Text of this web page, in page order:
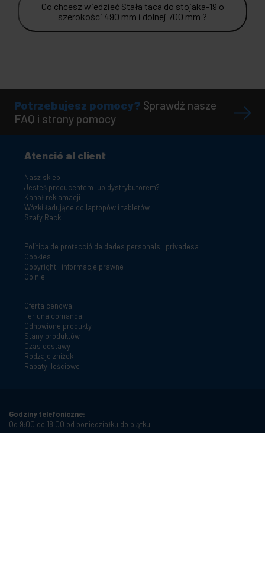
Co chcesz wiedzieć Stała taca do stojaka-19 o
szerokości 490 mm i dolnej 700 mm ?
Potrzebujesz pomocy? Sprawdź nasze
FAQ i strony pomocy
Atenció al client
Nasz sklep
Jesteś producentem lub dystrybutorem?
Kanał reklamacji
Wózki ładujące do laptopów i tabletów
Szafy Rack
Política de protecció de dades personals i privadesa
Cookies
Copyright i informacje prawne
Opinie
Oferta cenowa
Fer una comanda
Odnowione produkty
Stany produktów
Czas dostawy
Rodzaje zniżek
Rabaty ilościowe
Godziny telefoniczne:
Od 9:00 do 18:00 od poniedziałku do piątku